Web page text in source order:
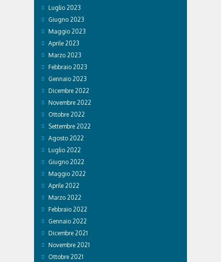
Luglio 2023
Giugno 2023
Maggio 2023
Aprile 2023
Marzo 2023
Febbraio 2023
Gennaio 2023
Dicembre 2022
Novembre 2022
Ottobre 2022
Settembre 2022
Agosto 2022
Luglio 2022
Giugno 2022
Maggio 2022
Aprile 2022
Marzo 2022
Febbraio 2022
Gennaio 2022
Dicembre 2021
Novembre 2021
Ottobre 2021